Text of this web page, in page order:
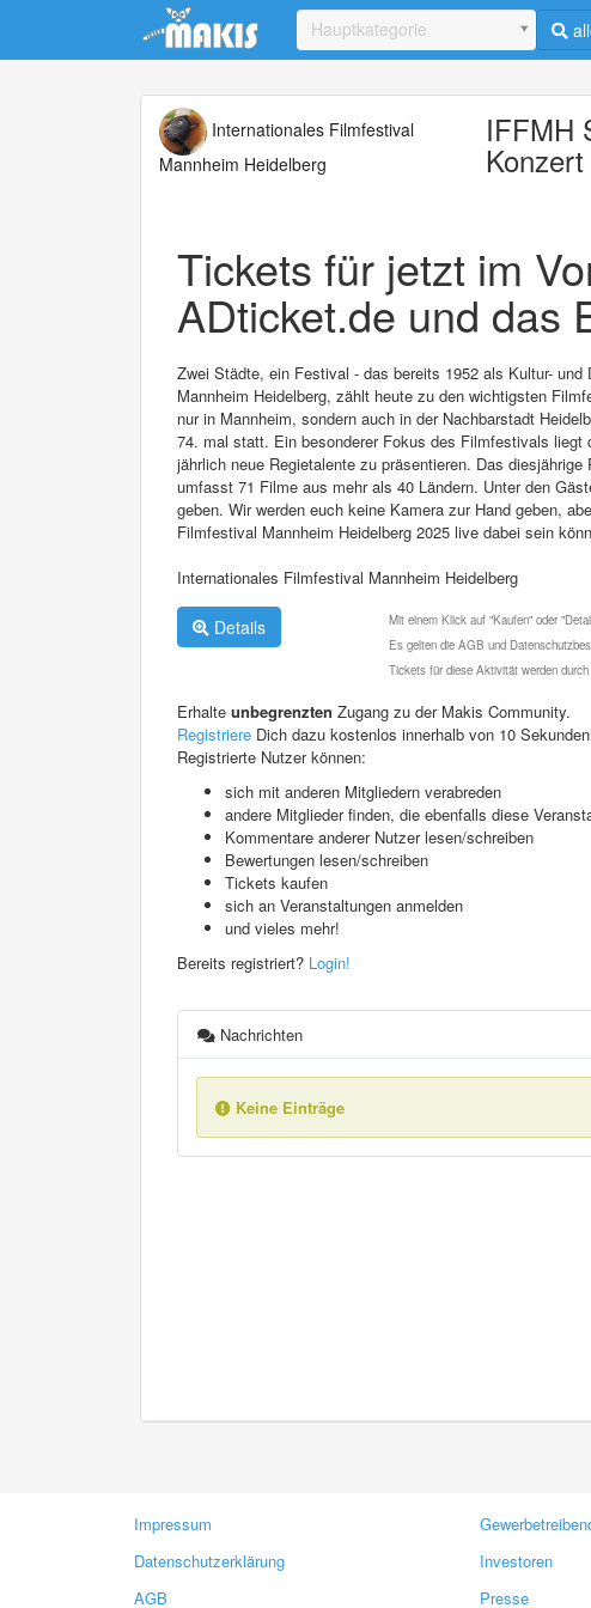
Update cookies preferences
Hauptkategorie
Internationales Filmfestival
Mannheim Heidelberg
IFFMH
Tickets für jetzt im
ADticket.de und das
Zwei Städte, ein Festival - das bereits 1952 als Kultur-
Mannheim Heidelberg, zählt heute zu den wichtigsten
nur in Mannheim, sondern auch in der Nachbarstadt
74. mal statt. Ein besonderer Fokus des Filmfestivals
jährlich neue Regietalente zu präsentieren. Das
umfasst 71 Filme aus mehr als 40 Ländern. Unter den
geben. Wir werden euch keine Kamera zur Hand geben,
Filmfestival Mannheim Heidelberg 2025 live dabei sein
Internationales Filmfestival Mannheim Heidelberg
Details
Mit einem Klick auf "Kaufen" oder
Es gelten die AGB und
Tickets für diese Aktivität werden
Erhalte unbegrenzten Zugang zu der Makis Community.
Registriere Dich dazu kostenlos innerhalb von 10
Registrierte Nutzer können:
sich mit anderen Mitgliedern verabreden
andere Mitglieder finden, die ebenfalls diese
Kommentare anderer Nutzer lesen/schreiben
Bewertungen lesen/schreiben
Tickets kaufen
sich an Veranstaltungen anmelden
und vieles mehr!
Bereits registriert? Login!
Nachrichten
Keine Einträge
Impressum
Datenschutzerklärung
AGB
Investoren
Presse